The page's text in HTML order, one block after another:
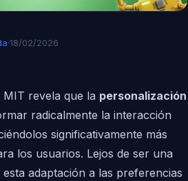
·18/02/2026
revela que la personalización
radicalmente la interacción
significativamente más
los usuarios. Lejos de ser una
adaptación a las preferencias